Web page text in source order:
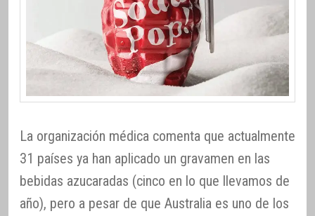
La organización médica comenta que actualmente
31 países ya han aplicado un gravamen en las
bebidas azucaradas (cinco en lo que llevamos de
año), pero a pesar de que Australia es uno de los